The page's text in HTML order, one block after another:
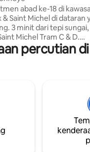
abad ke-18 di
& Saint Michel di dataran
3 minit dari tepi
Michel Tram C & D.
Hôtel de la
Michel. 70 m2 yang
Dapur yang serba
tamu dan ruang makan
katil berkualiti tinggi, bilik
dengan tab mandi
mandian, WiFi
espresso, dan tempat
percutian